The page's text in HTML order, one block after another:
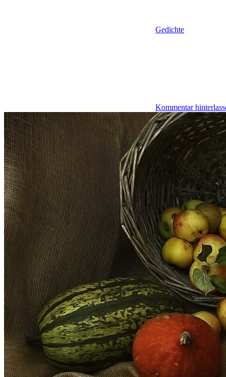
Gedichte
Kommentar